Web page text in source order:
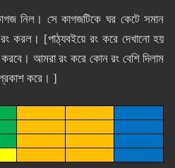
নিল। সে কাগজটিকে ঘর কেটে সমান
করল। [পাঠ্যবইয়ে রং করে দেখানো হয়
করবে। আমরা রং করে কোন রং বেশি দিলাম
প্রকাশ করে। ]